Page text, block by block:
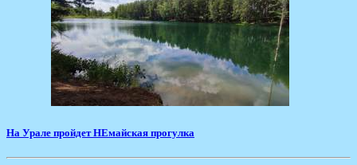
На Урале пройдет НЕмайская прогулка